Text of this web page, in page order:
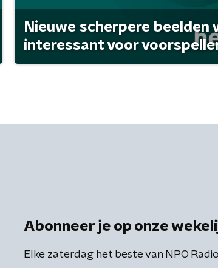
Nieuwe scherpere beelden
interessant voor
Abonneer je op onze
Elke zaterdag het beste van NPO